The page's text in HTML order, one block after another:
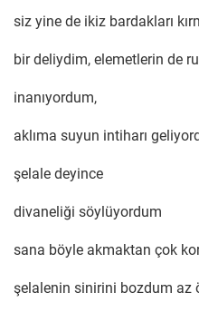
siz yine de ikiz bardakları
bir deliydim, elemetlerin de
inanıyordum,
aklıma suyun intiharı
şelale deyince
divaneliği söylüyordum
sana böyle akmaktan çok
şelalenin sinirini bozdum az